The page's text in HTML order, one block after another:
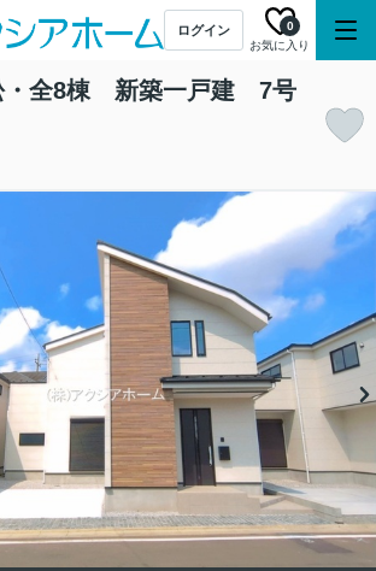
ログイン
お気に入り
0
・全8棟 新築一戸建 7号